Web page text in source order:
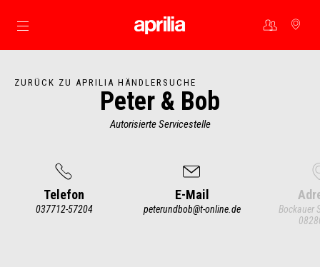
Skip to content
ZURÜCK ZU APRILIA HÄNDLERSUCHE
Peter & Bob
Autorisierte Servicestelle
Telefon
037712-57204
E-Mail
peterundbob@t-online.de
Bockauer